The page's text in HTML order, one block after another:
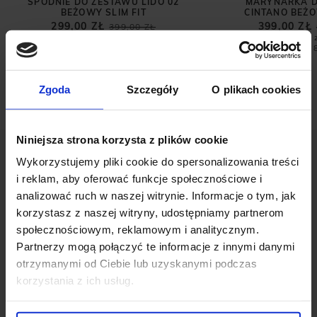
Zgoda Szczegóły O plikach cookies
Niniejsza strona korzysta z plików cookie
Wykorzystujemy pliki cookie do spersonalizowania treści
i reklam, aby oferować funkcje społecznościowe i
analizować ruch w naszej witrynie. Informacje o tym, jak
korzystasz z naszej witryny, udostępniamy partnerom
społecznościowym, reklamowym i analitycznym.
Partnerzy mogą połączyć te informacje z innymi danymi
otrzymanymi od Ciebie lub uzyskanymi podczas
korzystania z ich usług.
BEŻOWY SLIM FIT
399,00 ZŁ
299,00 ZŁ
CINTANO
399,00 ZŁ
Najniższa
promocją:
OPINIE O PRODUKCIE: T SHIRT COVO
GRANATOWY
Weryfikacja pochodzenia opinii nie jest dokonywana.